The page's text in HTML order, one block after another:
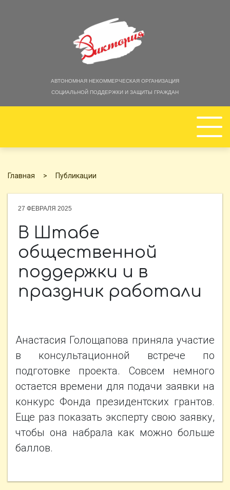
АВТОНОМНАЯ НЕКОММЕРЧЕСКАЯ ОРГАНИЗАЦИЯ
СОЦИАЛЬНОЙ ПОДДЕРЖКИ И ЗАЩИТЫ ГРАЖДАН
НОВОСТИ
ФОТОАЛЬБОМЫ
ПРОЕКТЫ
Главная Публикации
27 ФЕВРАЛЯ 2025
В Штабе
общественной
поддержки и в
праздник работали
Анастасия Голощапова приняла участие
в консультационной встрече по
подготовке проекта. Совсем немного
остается времени для подачи заявки на
конкурс Фонда президентских грантов.
Еще раз показать эксперту свою заявку,
чтобы она набрала как можно больше
баллов.